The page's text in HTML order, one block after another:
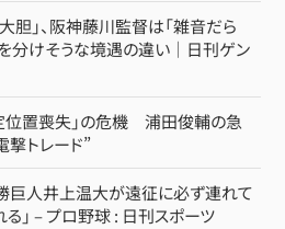
胆」、阪神藤川監督は「雑音だら
分けそうな境遇の違い｜日刊ゲン
位置喪失」の危機 浦田俊輔の急
トレード”
勝巨人井上温大が遠征に必ず連れて
」 – プロ野球 : 日刊スポーツ